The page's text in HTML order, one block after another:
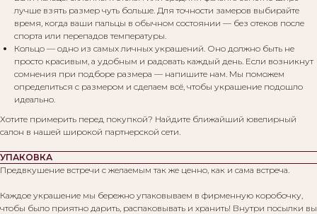
лучше взять размер чуть больше. Для точности замеров выбирайте
время, когда ваши пальцы в обычном состоянии — без отеков после
спорта или перепадов температуры.
Кольцо — одно из самых личных украшений. Оно должно быть не
просто красивым, а удобным и радовать каждый день. Если возникнут
сомнения при подборе размера — напишите нам. Мы поможем
определиться с размером и сделаем всё, чтобы украшение подошло
идеально.
Хотите примерить перед покупкой? Найдите ближайший ювелирный
салон в нашей широкой партнерской сети.
УПАКОВКА
Предвкушение встречи с желаемым так же ценно, как и сама встреча.
Каждое украшение мы бережно упаковываем в фирменную коробочку,
чтобы было приятно дарить, распаковывать и хранить! Внутри посылки вы
Вам могут понравиться: